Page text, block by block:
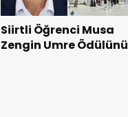
Siirtli Öğrenci Musa
Zengin Umre Ödülünü